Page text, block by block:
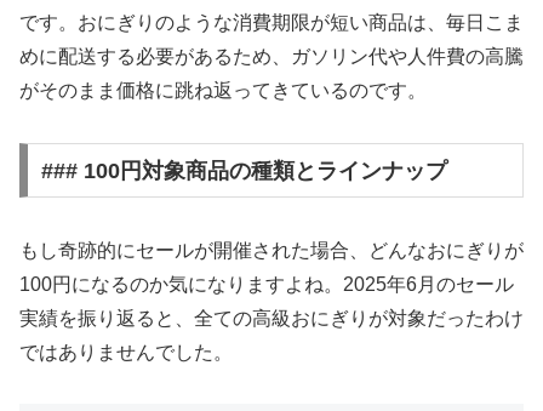
です。おにぎりのような消費期限が短い商品は、毎日こま
めに配送する必要があるため、ガソリン代や人件費の高騰
がそのまま価格に跳ね返ってきているのです。
### 100円対象商品の種類とラインナップ
もし奇跡的にセールが開催された場合、どんなおにぎりが
100円になるのか気になりますよね。2025年6月のセール
実績を振り返ると、全ての高級おにぎりが対象だったわけ
ではありませんでした。